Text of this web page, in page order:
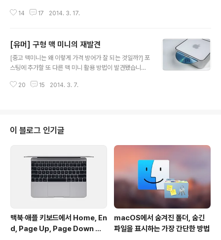
'오스카(OSCAR)'라는 제품도 맥 사용자라면 매력을 느낄
이스를 시중에서 흔히 볼 수 있는 DP(디스플레이포트)로
변환해 주는 일종의 어댑터입니다. 제품의 장점은 뭐니 뭐
니해도 2048 x 1536 초고해상도 패널을 보조모니터로
장 모니터가 보통 1024 또는 1280 가로 픽셀을 가지고
14 17 2014. 3. 17.
[유머] 구형 맥 미니의 재발견
[중고 맥미니는 왜 이렇게 가격 방어가 잘 되는 것일까?] 포
스팅에 추가할 또 다른 맥 미니 활용 방법이 발견됐습니다.
관련 글 • 중고 맥미니는 왜 이렇게 가격 방어가 잘 되는 것
북 포장재의 재발견
20 15 2014. 3. 7.
이 블로그 인기글
맥북∙애플 키보드에서 Home, En
d, Page Up, Page Down 키
macOS에서 숨겨진 폴더, 숨긴
파일을 표시하는 가장 간단한 방법